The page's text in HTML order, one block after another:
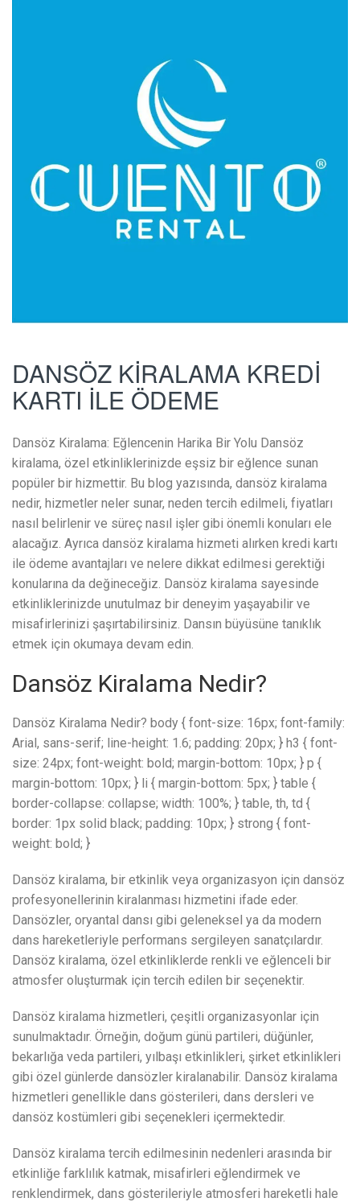
DANSÖZ KİRALAMA KREDİ
KARTI İLE ÖDEME
Dansöz Kiralama: Eğlencenin Harika Bir Yolu Dansöz
kiralama, özel etkinliklerinizde eşsiz bir eğlence sunan
popüler bir hizmettir. Bu blog yazısında, dansöz kiralama
nedir, hizmetler neler sunar, neden tercih edilmeli, fiyatları
nasıl belirlenir ve süreç nasıl işler gibi önemli konuları ele
alacağız. Ayrıca dansöz kiralama hizmeti alırken kredi kartı
ile ödeme avantajları ve nelere dikkat edilmesi gerektiği
konularına da değineceğiz. Dansöz kiralama sayesinde
etkinliklerinizde unutulmaz bir deneyim yaşayabilir ve
misafirlerinizi şaşırtabilirsiniz. Dansın büyüsüne tanıklık
etmek için okumaya devam edin.
Dansöz Kiralama Nedir?
Dansöz Kiralama Nedir? body { font-size: 16px; font-family:
Arial, sans-serif; line-height: 1.6; padding: 20px; } h3 { font-
size: 24px; font-weight: bold; margin-bottom: 10px; } p {
margin-bottom: 10px; } li { margin-bottom: 5px; } table {
border-collapse: collapse; width: 100%; } table, th, td {
border: 1px solid black; padding: 10px; } strong { font-
weight: bold; }
Dansöz kiralama, bir etkinlik veya organizasyon için dansöz
profesyonellerinin kiralanması hizmetini ifade eder.
Dansözler, oryantal dansı gibi geleneksel ya da modern
dans hareketleriyle performans sergileyen sanatçılardır.
Dansöz kiralama, özel etkinliklerde renkli ve eğlenceli bir
atmosfer oluşturmak için tercih edilen bir seçenektir.
Dansöz kiralama hizmetleri, çeşitli organizasyonlar için
sunulmaktadır. Örneğin, doğum günü partileri, düğünler,
bekarlığa veda partileri, yılbaşı etkinlikleri, şirket etkinlikleri
gibi özel günlerde dansözler kiralanabilir. Dansöz kiralama
hizmetleri genellikle dans gösterileri, dans dersleri ve
dansöz kostümleri gibi seçenekleri içermektedir.
Dansöz kiralama tercih edilmesinin nedenleri arasında bir
etkinliğe farklılık katmak, misafirleri eğlendirmek ve
renklendirmek, dans gösterileriyle atmosferi hareketli hale